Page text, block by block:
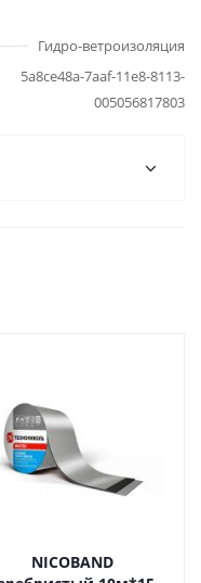
Гидро-ветроизоляция
5a8ce48a-7aaf-11e8-8113-
005056817803
NICOBAND